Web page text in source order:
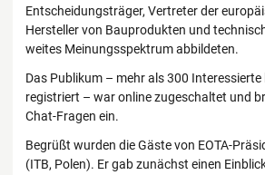
Entscheidungsträger, Vertreter der
Hersteller von Bauprodukten und
weites Meinungsspektrum abbildeten.
Das Publikum – mehr als 300
registriert – war online zugeschaltet und
Chat-Fragen ein.
Begrüßt wurden die Gäste von EOTA-
(ITB, Polen). Er gab zunächst einen